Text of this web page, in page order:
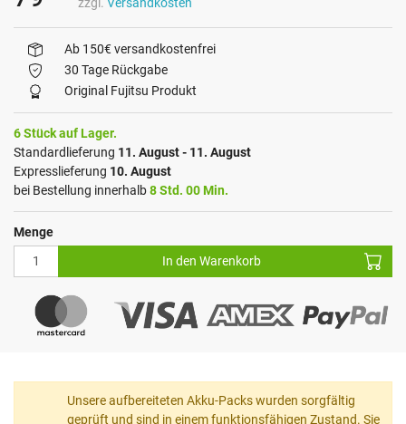
Ab 150€ versandkostenfrei
30 Tage Rückgabe
Original Fujitsu Produkt
6 Stück auf Lager.
Standardlieferung 11. August - 11. August
Expresslieferung 10. August
bei Bestellung innerhalb8 Std. 00 Min.
Menge
In den Warenkorb
Unsere aufbereiteten Akku-Packs wurden sorgfältig
geprüft und sind in einem funktionsfähigen Zustand. Sie